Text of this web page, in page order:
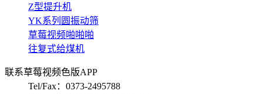
Z型提升机
YK系列圆振动筛
草莓视频啪啪啪
往复式给煤机
联系草莓视频色版APP
Tel/Fax：0373-2495788